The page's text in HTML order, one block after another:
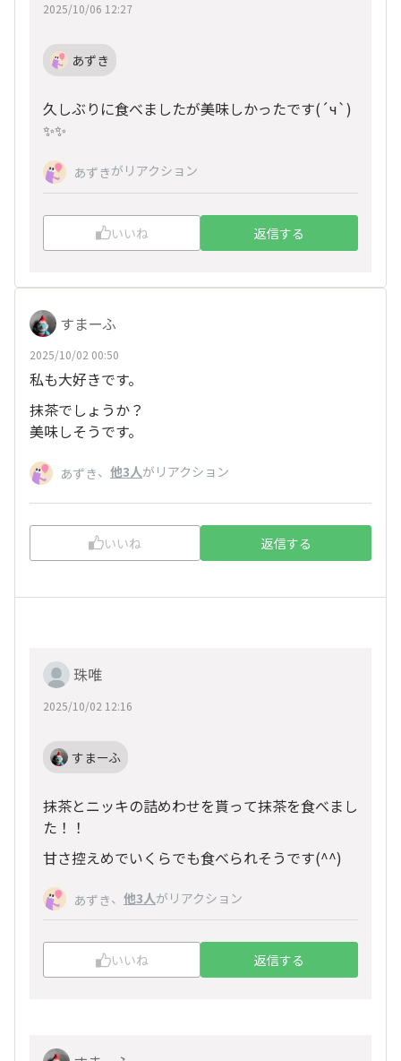
2025/10/06 12:27
あずき
久しぶりに食べましたが美味しかったです( ´ч`)
✨✨
あずきがリアクション
いいね 返信する
すまーふ
2025/10/02 00:50
私も大好きです。
抹茶でしょうか？
美味しそうです。
あずき、 他3人がリアクション
いいね 返信する
珠唯
2025/10/02 12:16
すまーふ
抹茶とニッキの詰めわせを貰って抹茶を食べまし
た！！
甘さ控えめでいくらでも食べられそうです(^^)
あずき、 他3人がリアクション
いいね 返信する